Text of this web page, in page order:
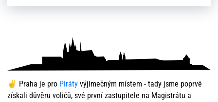
✌️ Praha je pro Piráty výjimečným místem - tady jsme poprvé
získali důvěru voličů, své první zastupitele na Magistrátu a